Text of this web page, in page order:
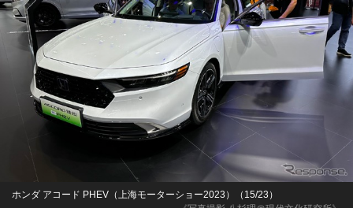
ホンダ アコード PHEV（上海モーターショー2023）（15/23）